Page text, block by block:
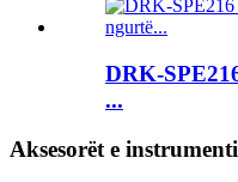
DRK-
...
Aksesorët e